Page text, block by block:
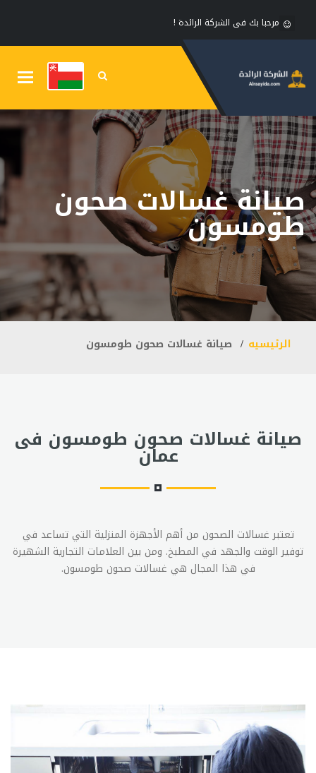
مرحبا بك فى الشركة الرائدة !
صيانة غسالات صحون
طومسون
الرئيسيه صيانة غسالات صحون طومسون
صيانة غسالات صحون طومسون فى
عمان
تعتبر غسالات الصحون من أهم الأجهزة المنزلية التي تساعد في
توفير الوقت والجهد في المطبخ. ومن بين العلامات التجارية الشهيرة
في هذا المجال هي غسالات صحون طومسون.